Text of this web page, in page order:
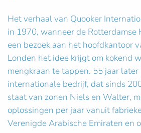
Het verhaal van Quooker
in 1970, wanneer de Rotterdamse
een bezoek aan het hoofdkantoor
Londen het idee krijgt om kokend
mengkraan te tappen. 55 jaar
internationale bedrijf, dat sinds
staat van zonen Niels en Walter,
oplossingen per jaar vanuit
Verenigde Arabische Emiraten en